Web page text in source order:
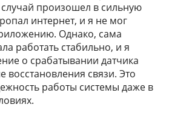
произошел в сильную
интернет, и я не мог
Однако, сама
работать стабильно, и я
о срабатывании датчика
восстановления связи. Это
работы системы даже в